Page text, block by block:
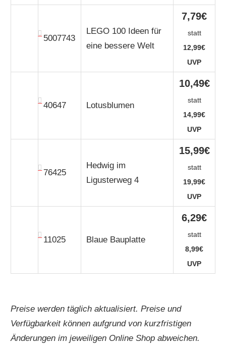
5007743
LEGO 100 Ideen für
eine bessere Welt
7,79€
statt
12,99€
UVP
40647 Lotusblumen
10,49€
statt
14,99€
UVP
76425
Hedwig im
Ligusterweg 4
15,99€
statt
19,99€
UVP
11025 Blaue Bauplatte
6,29€
statt
8,99€
UVP
Preise werden täglich aktualisiert. Preise und
Verfügbarkeit können aufgrund von kurzfristigen
Änderungen im jeweiligen Online Shop abweichen.